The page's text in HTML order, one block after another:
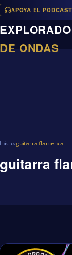
APOYA EL PODCAST
programas en
DE ONDAS
Inicio›guitarra flamenca
guitarra